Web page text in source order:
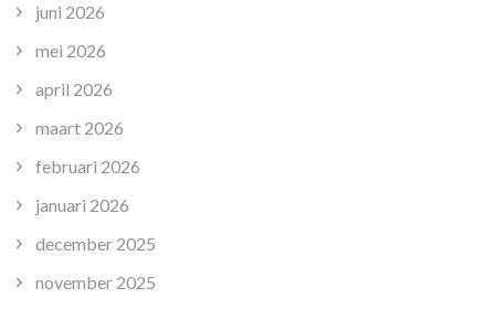
juni 2026
mei 2026
april 2026
maart 2026
februari 2026
januari 2026
december 2025
november 2025